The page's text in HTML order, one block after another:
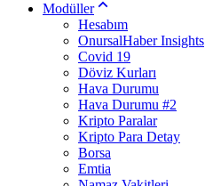
Modüller
Hesabım
OnursalHaber Insights
Covid 19
Döviz Kurları
Hava Durumu
Hava Durumu #2
Kripto Paralar
Kripto Para Detay
Borsa
Emtia